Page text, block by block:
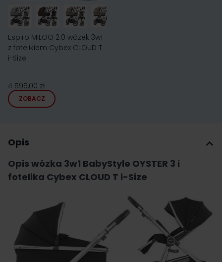
Espiro MILOO 2.0 wózek 3w1
z fotelikiem Cybex CLOUD T
i-Size
4 595,00 zł
ZOBACZ
Opis
Opis wózka 3w1 BabyStyle OYSTER 3 i
fotelika Cybex CLOUD T i-Size